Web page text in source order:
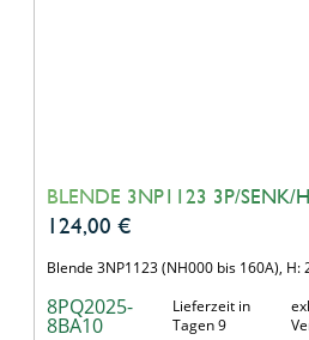
BLENDE 3NP1123 3P/SENK/
124,00 €
Blende 3NP1123 (NH000 bis 160A),
8PQ2025-
8BA10
Lieferzeit in
Tagen 9